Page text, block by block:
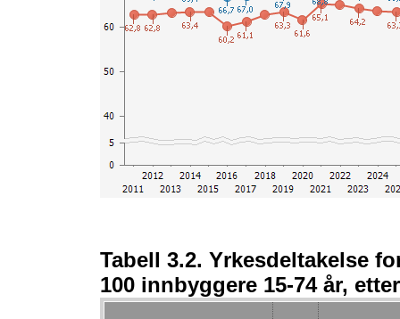
Tabell 3.2. Yrkesdeltakelse
100 innbyggere 15-74 år,